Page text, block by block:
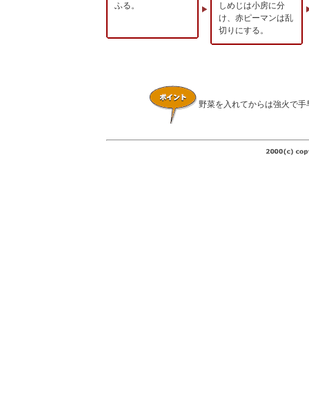
ふる。
しめじは小房に分
け、赤ピーマンは乱
切りにする。
野菜を入れてからは強火で手